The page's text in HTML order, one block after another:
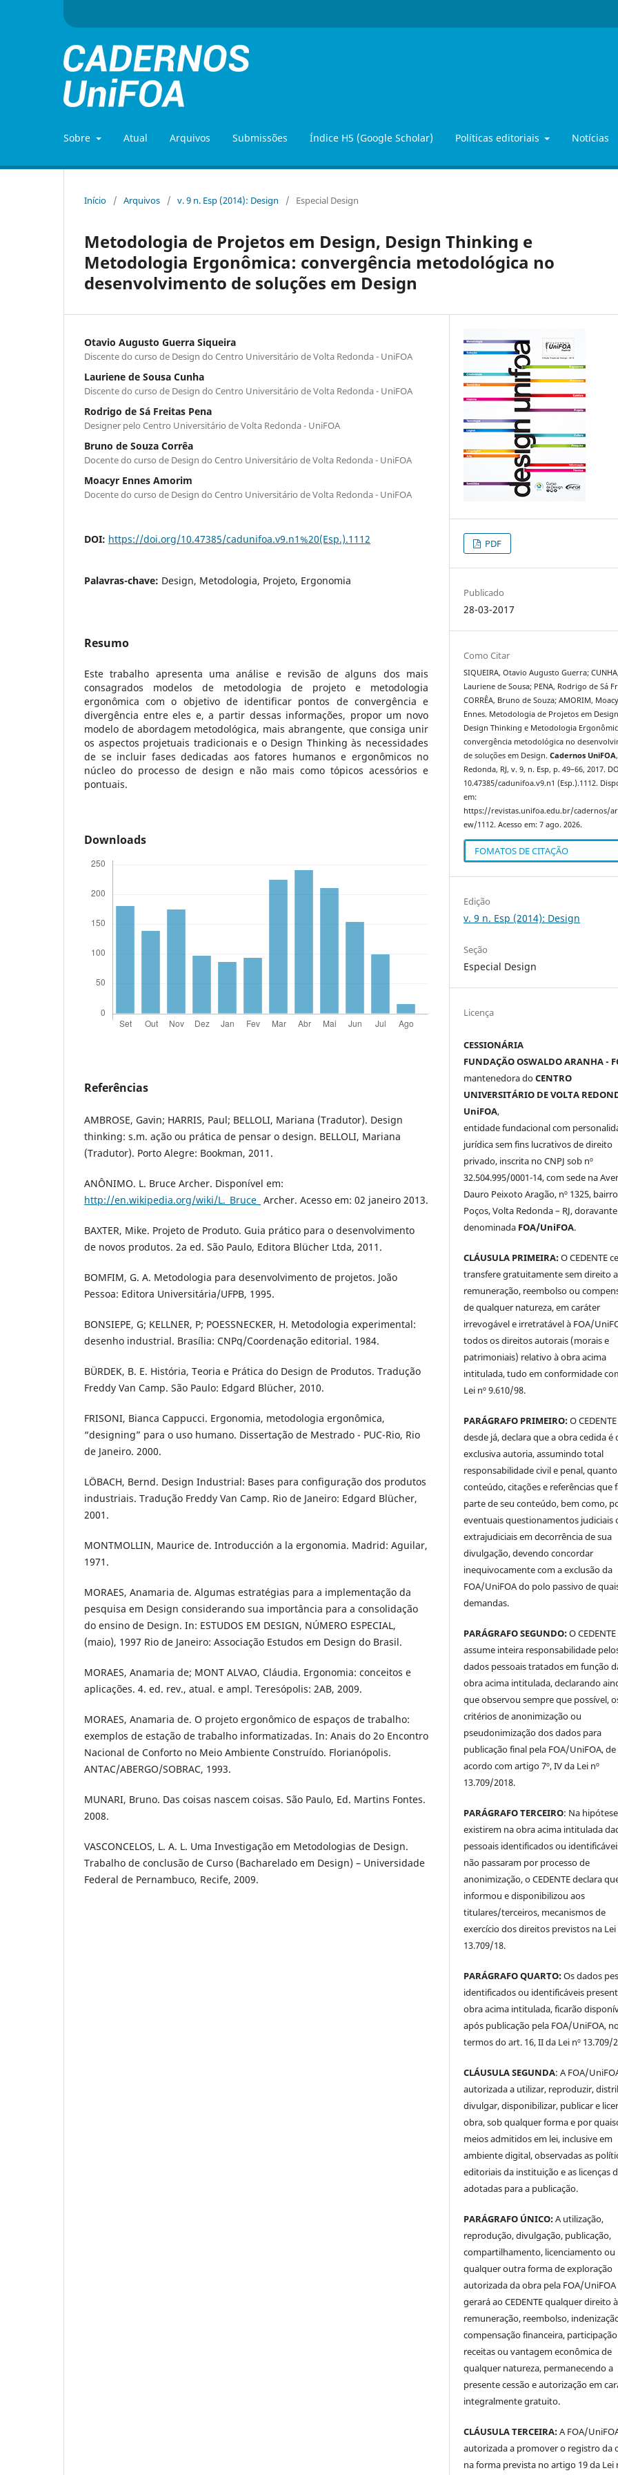
Sobre Atual Arquivos Submissões Índice H5 (Google Scholar) Políticas editoriais Notícias
Início / Arquivos / v. 9 n. Esp (2014): Design / Especial Design
Metodologia de Projetos em Design, Design Thinking e
Metodologia Ergonômica: convergência metodológica no
desenvolvimento de soluções em Design
Otavio Augusto Guerra Siqueira
Discente do curso de Design do Centro Universitário de Volta Redonda - UniFOA
Lauriene de Sousa Cunha
Discente do curso de Design do Centro Universitário de Volta Redonda - UniFOA
Rodrigo de Sá Freitas Pena
Designer pelo Centro Universitário de Volta Redonda - UniFOA
Bruno de Souza Corrêa
Docente do curso de Design do Centro Universitário de Volta Redonda - UniFOA
Moacyr Ennes Amorim
Docente do curso de Design do Centro Universitário de Volta Redonda - UniFOA
DOI: https://doi.org/10.47385/cadunifoa.v9.n1%20(Esp.).1112
Palavras-chave: Design, Metodologia, Projeto, Ergonomia
Resumo
Este trabalho apresenta uma análise e revisão de alguns dos mais
consagrados modelos de metodologia de projeto e metodologia
ergonômica com o objetivo de identificar pontos de convergência e
divergência entre eles e, a partir dessas informações, propor um novo
modelo de abordagem metodológica, mais abrangente, que consiga unir
os aspectos projetuais tradicionais e o Design Thinking às necessidades
de se incluir fases dedicadas aos fatores humanos e ergonômicos no
núcleo do processo de design e não mais como tópicos acessórios e
pontuais.
Downloads
Referências
AMBROSE, Gavin; HARRIS, Paul; BELLOLI, Mariana (Tradutor). Design
thinking: s.m. ação ou prática de pensar o design. BELLOLI, Mariana
(Tradutor). Porto Alegre: Bookman, 2011.
ANÔNIMO. L. Bruce Archer. Disponível em:
http://en.wikipedia.org/wiki/L._Bruce_ Archer. Acesso em: 02 janeiro 2013.
BAXTER, Mike. Projeto de Produto. Guia prático para o desenvolvimento
de novos produtos. 2a ed. São Paulo, Editora Blücher Ltda, 2011.
BOMFIM, G. A. Metodologia para desenvolvimento de projetos. João
Pessoa: Editora Universitária/UFPB, 1995.
BONSIEPE, G; KELLNER, P; POESSNECKER, H. Metodologia experimental:
desenho industrial. Brasília: CNPq/Coordenação editorial. 1984.
BÜRDEK, B. E. História, Teoria e Prática do Design de Produtos. Tradução
Freddy Van Camp. São Paulo: Edgard Blücher, 2010.
FRISONI, Bianca Cappucci. Ergonomia, metodologia ergonômica,
“designing” para o uso humano. Dissertação de Mestrado - PUC-Rio, Rio
de Janeiro. 2000.
LÖBACH, Bernd. Design Industrial: Bases para configuração dos produtos
industriais. Tradução Freddy Van Camp. Rio de Janeiro: Edgard Blücher,
2001.
MONTMOLLIN, Maurice de. Introducción a la ergonomia. Madrid: Aguilar,
1971.
MORAES, Anamaria de. Algumas estratégias para a implementação da
pesquisa em Design considerando sua importância para a consolidação
do ensino de Design. In: ESTUDOS EM DESIGN, NÚMERO ESPECIAL,
(maio), 1997 Rio de Janeiro: Associação Estudos em Design do Brasil.
MORAES, Anamaria de; MONT ALVAO, Cláudia. Ergonomia: conceitos e
aplicações. 4. ed. rev., atual. e ampl. Teresópolis: 2AB, 2009.
MORAES, Anamaria de. O projeto ergonômico de espaços de trabalho:
exemplos de estação de trabalho informatizadas. In: Anais do 2o Encontro
Nacional de Conforto no Meio Ambiente Construído. Florianópolis.
ANTAC/ABERGO/SOBRAC, 1993.
MUNARI, Bruno. Das coisas nascem coisas. São Paulo, Ed. Martins Fontes.
2008.
VASCONCELOS, L. A. L. Uma Investigação em Metodologias de Design.
Trabalho de conclusão de Curso (Bacharelado em Design) – Universidade
Federal de Pernambuco, Recife, 2009.
PDF
Publicado
28-03-2017
Como Citar
SIQUEIRA, Otavio Augusto Guerra; CUNHA,
Lauriene de Sousa; PENA, Rodrigo de Sá
CORRÊA, Bruno de Souza; AMORIM,
Ennes. Metodologia de Projetos em
Design Thinking e Metodologia
convergência metodológica no
de soluções em Design.Cadernos UniFOA
Redonda, RJ, v. 9, n. Esp, p. 49–66, 2017.
10.47385/cadunifoa.v9.n1 (Esp.).1112.
em:
https://revistas.unifoa.edu.br/cadernos/
ew/1112. Acesso em: 7 ago. 2026.
FOMATOS DE CITAÇÃO
Edição
v. 9 n. Esp (2014): Design
Seção
Especial Design
Licença
CESSIONÁRIA
FUNDAÇÃO OSWALDO ARANHA -
mantenedora doCENTRO
UNIVERSITÁRIO DE VOLTA
UniFOA,
entidade fundacional com
jurídica sem fins lucrativos de direito
privado, inscrita no CNPJ sob nº
32.504.995/0001-14, com sede na
Dauro Peixoto Aragão, nº 1325,
Poços, Volta Redonda – RJ, doravante
denominada FOA/UniFOA.
CLÁUSULA PRIMEIRA:O CEDENTE
transfere gratuitamente sem direito a
remuneração, reembolso ou
de qualquer natureza, em caráter
irrevogável e irretratável à FOA/
todos os direitos autorais (morais e
patrimoniais) relativo à obra acima
intitulada, tudo em conformidade
Lei nº 9.610/98.
PARÁGRAFO PRIMEIRO:O CEDENTE
desde já, declara que a obra cedida é
exclusiva autoria, assumindo total
responsabilidade civil e penal,
conteúdo, citações e referências que
parte de seu conteúdo, bem como,
eventuais questionamentos judiciais
extrajudiciais em decorrência de sua
divulgação, devendo concordar
inequivocamente com a exclusão da
FOA/UniFOA do polo passivo de
demandas.
PARÁGRAFO SEGUNDO:O CEDENTE
assume inteira responsabilidade
dados pessoais tratados em função
obra acima intitulada, declarando
que observou sempre que possível,
critérios de anonimização ou
pseudonimização dos dados para
publicação final pela FOA/UniFOA, de
acordo com artigo 7º, IV da Lei nº
13.709/2018.
PARÁGRAFO TERCEIRO: Na
existirem na obra acima intitulada
pessoais identificados ou
não passaram por processo de
anonimização, o CEDENTE declara
informou e disponibilizou aos
titulares/terceiros, mecanismos de
exercício dos direitos previstos na Lei
13.709/18.
PARÁGRAFO QUARTO:Os dados
identificados ou identificáveis
obra acima intitulada, ficarão
após publicação pela FOA/UniFOA,
termos do art. 16, II da Lei nº 13.709/
CLÁUSULA SEGUNDA: A FOA/
autorizada a utilizar, reproduzir,
divulgar, disponibilizar, publicar e
obra, sob qualquer forma e por
meios admitidos em lei, inclusive em
ambiente digital, observadas as
editoriais da instituição e as licenças
adotadas para a publicação.
PARÁGRAFO ÚNICO:A utilização,
reprodução, divulgação, publicação,
compartilhamento, licenciamento ou
qualquer outra forma de exploração
autorizada da obra pela FOA/
gerará ao CEDENTE qualquer direito à
remuneração, reembolso,
compensação financeira,
receitas ou vantagem econômica de
qualquer natureza, permanecendo a
presente cessão e autorização em
integralmente gratuito.
CLÁUSULA TERCEIRA:A FOA/
autorizada a promover o registro da
na forma prevista no artigo 19 da Lei